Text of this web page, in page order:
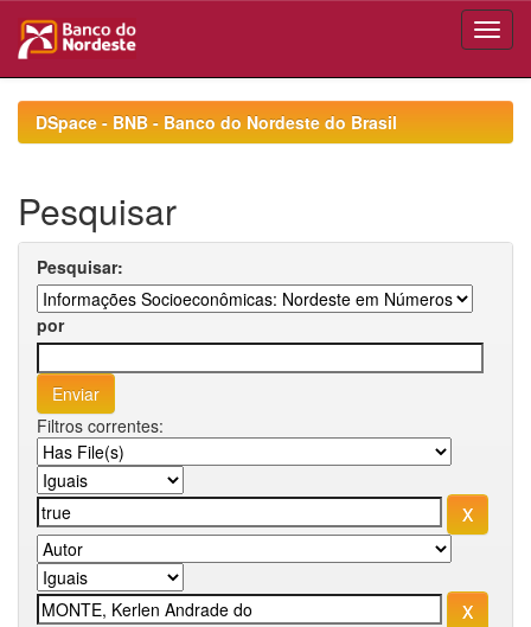
navigationDSpace - BNB - Banco do Nordeste do Brasil
Pesquisar
Pesquisar:
por
Filtros correntes: